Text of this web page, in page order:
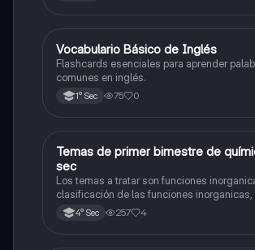
VInglés
Vocabulario Básico de Inglés
Flashcards esenciales para aprender
comunes en inglés.
1° Sec 75 0
Química
Temas de primer bimestre de
sec
Los temas a tratar son funciones
clasificación de las funciones inorganicas,
y los óxidos ácidos
4° Sec 257 4